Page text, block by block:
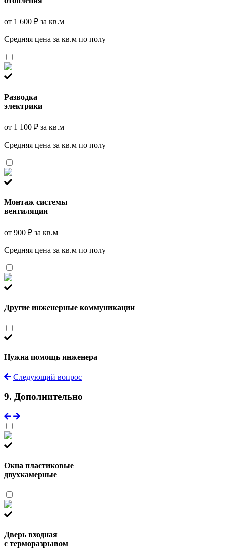
от 1 600 ₽ за кв.м
Средняя цена за кв.м по полу
Разводка
электрики
от 1 100 ₽ за кв.м
Средняя цена за кв.м по полу
Монтаж системы
вентиляции
от 900 ₽ за кв.м
Средняя цена за кв.м по полу
Другие инженерные коммуникации
Нужна помощь инженера
Следующий вопрос
9. Дополнительно
Окна пластиковые
двухкамерные
Дверь входная
с терморазрывом